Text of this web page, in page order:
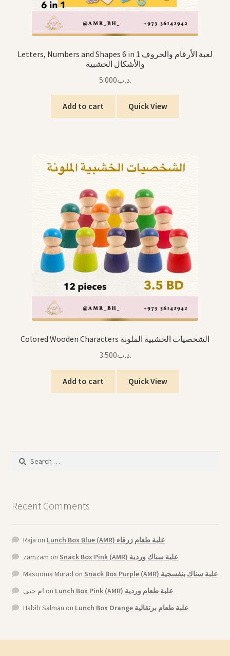
Letters, Numbers and Shapes 6 in 1 لعبة الأرقام والحروف
والأشكال الخشبية
.د.ب5.000
Add to cart Quick View
Colored Wooden Characters الشخصيات الخشبية الملونة
.د.ب3.500
Add to cart Quick View
Search
Recent Comments
Raja on
Lunch Box Blue (AMR) علبة طعام زرقاء
zamzam on
Snack Box Pink (AMR) علبة سناك وردية
Masooma Murad on
Snack Box Purple (AMR) علبة سناك بنفسجية
ام جنى on
Lunch Box Pink (AMR) علبة طعام وردية
Habib Salman on Lunch Box Orange علبة طعام برتقالية